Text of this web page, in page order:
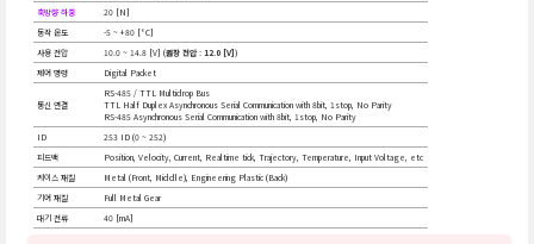
축방향 하중
20 [N]
동작 온도
-5 ~ +80 [°C]
사용 전압
10.0 ~ 14.8 [V] (권장 전압 : 12.0 [V])
제어 명령
Digital Packet
통신 연결
RS-485 / TTL Multidrop Bus
TTL Half Duplex Asynchronous Serial Communication with 8bit, 1stop, No Parity
RS-485 Asynchronous Serial Communication with 8bit, 1stop, No Parity
ID
253 ID (0 ~ 252)
피드백
Position, Velocity, Current, Realtime tick, Trajectory, Temperature, Input Voltage, etc
케이스 재질
Metal (Front, Middle), Engineering Plastic (Back)
기어 재질
Full Metal Gear
대기 전류
40 [mA]